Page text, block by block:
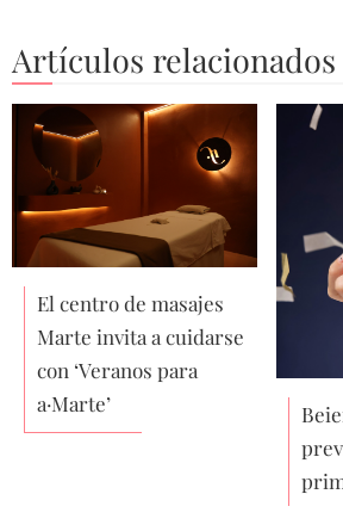
Artículos relacionados
El centro de masajes
Marte invita a cuidarse
con ‘Veranos para
a·Marte’